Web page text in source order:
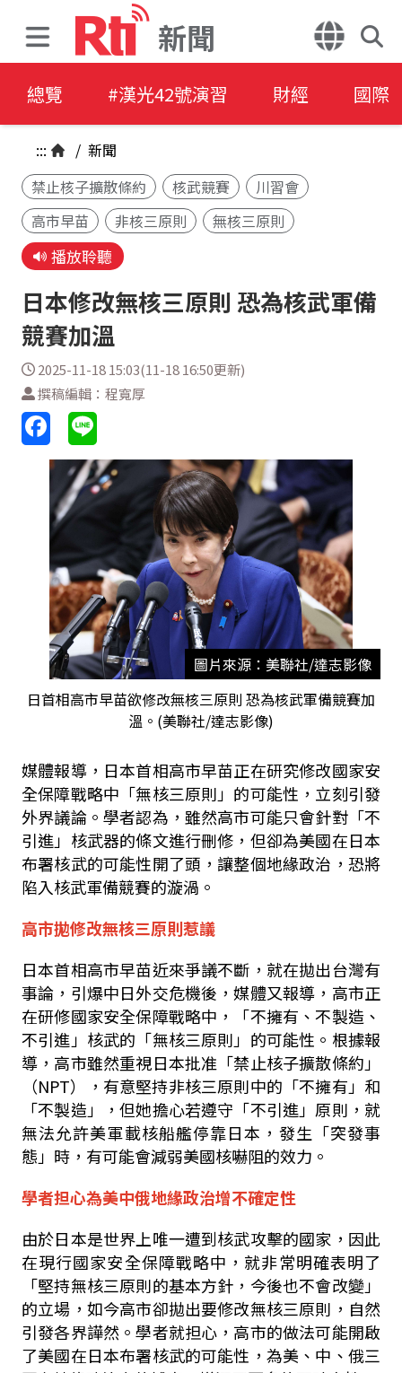
新聞
總覽 #漢光42號演習 財經 國際
::: / 新聞
禁止核子擴散條約
核武競賽
川習會
高市早苗
非核三原則 無核三原則
播放聆聽
日本修改無核三原則 恐為核武軍備
競賽加溫
2025-11-18 15:03(11-18 16:50更新)
撰稿編輯：程寬厚
圖片來源：美聯社/達志影像
日首相高市早苗欲修改無核三原則 恐為核武軍備競賽加
溫。(美聯社/達志影像)
媒體報導，日本首相高市早苗正在研究修改國家安
全保障戰略中「無核三原則」的可能性，立刻引發
外界議論。學者認為，雖然高市可能只會針對「不
引進」核武器的條文進行刪修，但卻為美國在日本
布署核武的可能性開了頭，讓整個地緣政治，恐將
陷入核武軍備競賽的漩渦。
高市拋修改無核三原則惹議
日本首相高市早苗近來爭議不斷，就在拋出台灣有
事論，引爆中日外交危機後，媒體又報導，高市正
在研修國家安全保障戰略中，「不擁有、不製造、
不引進」核武的「無核三原則」的可能性。根據報
導，高市雖然重視日本批准「禁止核子擴散條約」
（NPT），有意堅持非核三原則中的「不擁有」和
「不製造」，但她擔心若遵守「不引進」原則，就
無法允許美軍載核船艦停靠日本，發生「突發事
態」時，有可能會減弱美國核嚇阻的效力。
學者担心為美中俄地緣政治增不確定性
由於日本是世界上唯一遭到核武攻擊的國家，因此
在現行國家安全保障戰略中，就非常明確表明了
「堅持無核三原則的基本方針，今後也不會改變」
的立場，如今高市卻拋出要修改無核三原則，自然
引發各界譁然。學者就担心，高市的做法可能開啟
了美國在日本布署核武的可能性，為美、中、俄三